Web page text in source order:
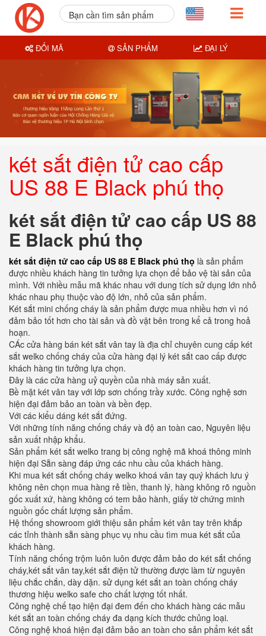
két sắt điện tử cao cấp
US 88 E Black phú thọ
két sắt điện tử cao cấp US 88
E Black phú thọ
két sắt điện tử cao cấp US 88 E Black phú thọ là sản phẩm
được nhiều khách hàng tin tưởng lựa chọn để bảo vệ tài sản của
mình. Với nhiều mẫu mã khác nhau với dung tích sử dụng lớn nhỏ
khác nhau phụ thuộc vào độ lớn, nhỏ của sản phẩm.
Két sắt mini chống cháy là sản phẩm được mua nhiều hơn vì nó
đảm bảo tốt hơn cho tài sản và đồ vật bên trong kể cả trong hoả
hoạn.
CÁc cửa hàng bán két sắt vân tay là địa chỉ chuyên cung cấp két
sắt welko chống cháy của cửa hàng đại lý két sắt cao cấp được
khách hàng tin tưởng lựa chọn.
Đây là các cửa hàng uỷ quyền của nhà máy sản xuất.
Bề mặt két vân tay với lớp sơn chống trầy xước. Công nghệ sơn
hiện đại đảm bảo an toàn và bền đẹp.
Với các kiểu dáng két sắt đứng.
Với những tính năng chống cháy và độ an toàn cao, Nguyên liệu
sản xuất nhập khẩu.
Sản phẩm két sắt welko trang bị công nghệ mã khoá thông minh
hiện đại Sẵn sàng đáp ứng các nhu cầu của khách hàng.
Khi mua két sắt chống cháy welko khoá vân tay quý khách lưu ý
không nên chọn mua hàng rẻ tiền, thanh lý, hàng không rõ nguồn
gốc xuất xứ, hàng không có tem bảo hành, giấy tờ chứng minh
nguồn gốc chất lượng sản phẩm.
Hệ thống showroom giới thiệu sản phẩm két vân tay trên khắp
các tỉnh thành sẵn sàng phục vụ nhu cầu tìm mua két sắt của
khách hàng.
Tính năng chống trộm luôn luôn được đảm bảo do két sắt chống
cháy,két sắt vân tay,két sắt điện tử thường được làm từ nguyên
liệu chắc chắn, dày dặn. sử dụng két sắt an toàn chống cháy
thương hiệu welko safe cho chất lượng tốt nhất.
Công nghệ chế tạo hiện đại đem đến cho khách hàng các mẫu
két sắt an toàn chống cháy đa dạng kích thước chủng loại.
Công nghệ khoá hiện đại đảm bảo an toàn cho sản phẩm két sắt
Bạn cần tìm sản phẩm
ĐỔI MÃ SẢN PHẨM ĐẠI LÝ